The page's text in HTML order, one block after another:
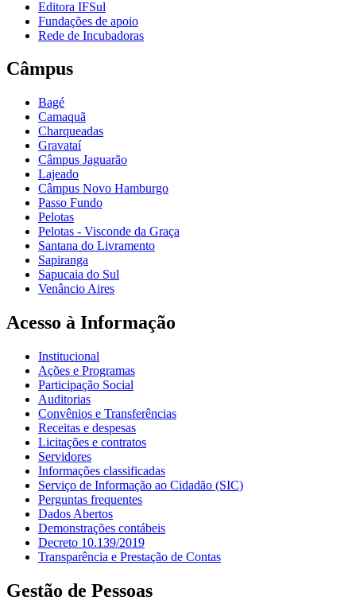
Editora IFSul
Fundações de apoio
Rede de Incubadoras
Câmpus
Bagé
Camaquã
Charqueadas
Gravataí
Câmpus Jaguarão
Lajeado
Câmpus Novo Hamburgo
Passo Fundo
Pelotas
Pelotas - Visconde da Graça
Santana do Livramento
Sapiranga
Sapucaia do Sul
Venâncio Aires
Acesso à Informação
Institucional
Ações e Programas
Participação Social
Auditorias
Convênios e Transferências
Receitas e despesas
Licitações e contratos
Servidores
Informações classificadas
Serviço de Informação ao Cidadão (SIC)
Perguntas frequentes
Dados Abertos
Demonstrações contábeis
Decreto 10.139/2019
Transparência e Prestação de Contas
Gestão de Pessoas